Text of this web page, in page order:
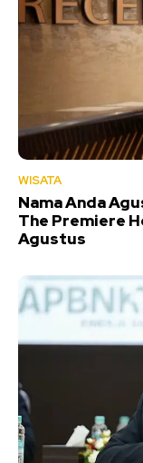
WISATA
Nama Anda
The Premiere
Agustus